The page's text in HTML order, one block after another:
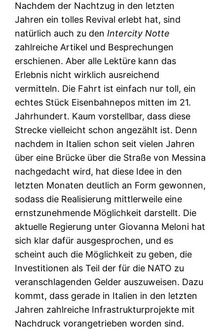
Nachdem der Nachtzug in den letzten
Jahren ein tolles Revival erlebt hat, sind
natürlich auch zu den Intercity Notte
zahlreiche Artikel und Besprechungen
erschienen. Aber alle Lektüre kann das
Erlebnis nicht wirklich ausreichend
vermitteln. Die Fahrt ist einfach nur toll, ein
echtes Stück Eisenbahnepos mitten im 21.
Jahrhundert. Kaum vorstellbar, dass diese
Strecke vielleicht schon angezählt ist. Denn
nachdem in Italien schon seit vielen Jahren
über eine Brücke über die Straße von Messina
nachgedacht wird, hat diese Idee in den
letzten Monaten deutlich an Form gewonnen,
sodass die Realisierung mittlerweile eine
ernstzunehmende Möglichkeit darstellt. Die
aktuelle Regierung unter Giovanna Meloni hat
sich klar dafür ausgesprochen, und es
scheint auch die Möglichkeit zu geben, die
Investitionen als Teil der für die NATO zu
veranschlagenden Gelder auszuweisen. Dazu
kommt, dass gerade in Italien in den letzten
Jahren zahlreiche Infrastrukturprojekte mit
Nachdruck vorangetrieben worden sind.